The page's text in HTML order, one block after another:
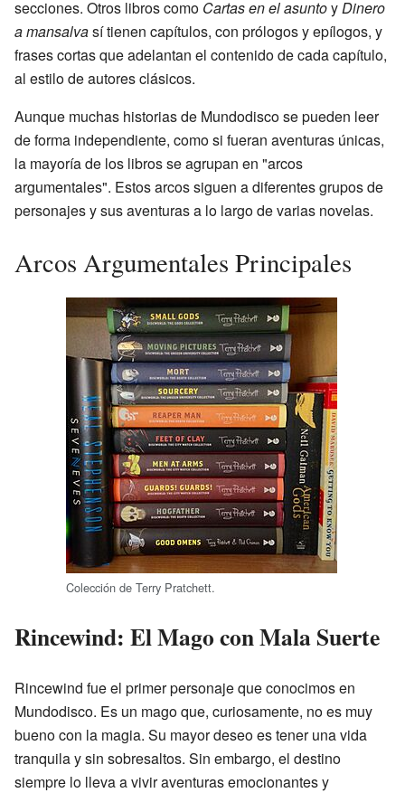
secciones. Otros libros como Cartas en el asuntoyDinero
a mansalvasí tienen capítulos, con prólogos y epílogos, y
frases cortas que adelantan el contenido de cada capítulo,
al estilo de autores clásicos.
Aunque muchas historias de Mundodisco se pueden leer
de forma independiente, como si fueran aventuras únicas,
la mayoría de los libros se agrupan en "arcos
argumentales". Estos arcos siguen a diferentes grupos de
personajes y sus aventuras a lo largo de varias novelas.
Arcos Argumentales Principales
Colección de Terry Pratchett.
Rincewind: El Mago con Mala Suerte
Rincewind fue el primer personaje que conocimos en
Mundodisco. Es un mago que, curiosamente, no es muy
bueno con la magia. Su mayor deseo es tener una vida
tranquila y sin sobresaltos. Sin embargo, el destino
siempre lo lleva a vivir aventuras emocionantes y